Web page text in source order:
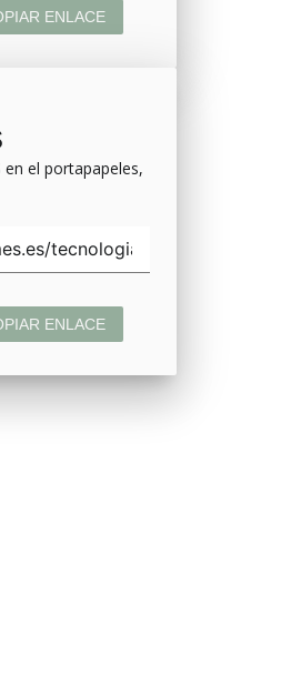
ENLACE
en el portapapeles,
ENLACE